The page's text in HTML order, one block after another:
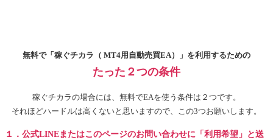
無料で「稼ぐチカラ（ MT4用自動売買EA）」を利用するための
たった２つの条件
稼ぐチカラの場合には、無料でEAを使う条件は２つです。
それほどハードルは高くないと思いますので、この3つお願いします。
１．公式LINEまたはこのページのお問い合わせに「利用希望」と送